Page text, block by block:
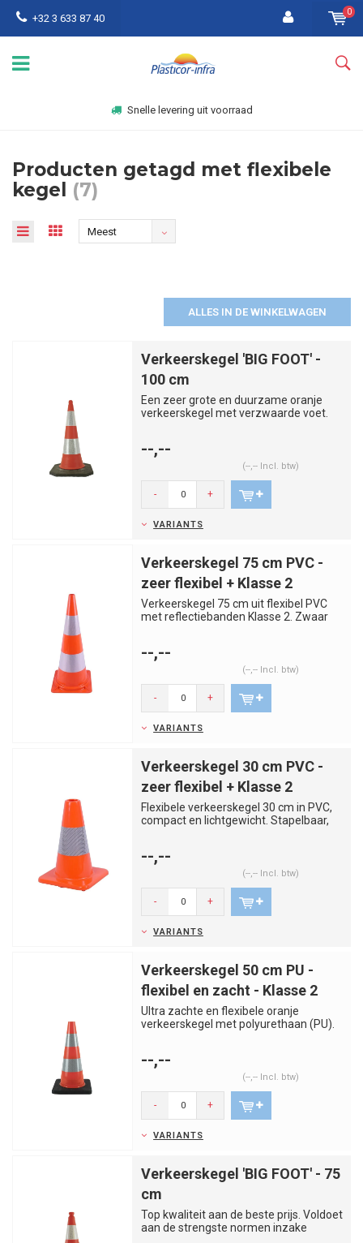
+32 3 633 87 40
0
Snelle levering uit voorraad
Producten getagd met flexibele
kegel (7)
Meest
ALLES IN DE WINKELWAGEN
Verkeerskegel 'BIG FOOT' -
100 cm
Een zeer grote en duurzame oranje
verkeerskegel met verzwaarde voet.
--,--
(--,-- Incl. btw)
- +
VARIANTS
Verkeerskegel 75 cm PVC -
zeer flexibel + Klasse 2
Verkeerskegel 75 cm uit flexibel PVC
met reflectiebanden Klasse 2. Zwaar
--,--
(--,-- Incl. btw)
- +
VARIANTS
Verkeerskegel 30 cm PVC -
zeer flexibel + Klasse 2
Flexibele verkeerskegel 30 cm in PVC,
compact en lichtgewicht. Stapelbaar,
--,--
(--,-- Incl. btw)
- +
VARIANTS
Verkeerskegel 50 cm PU -
flexibel en zacht - Klasse 2
Ultra zachte en flexibele oranje
verkeerskegel met polyurethaan (PU).
--,--
(--,-- Incl. btw)
- +
VARIANTS
Verkeerskegel 'BIG FOOT' - 75
cm
Top kwaliteit aan de beste prijs. Voldoet
aan de strengste normen inzake